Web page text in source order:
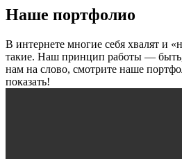
Наше портфолио
В интернете многие себя хвалят и
такие. Наш принцип работы — быть,
нам на слово, смотрите наше
показать!